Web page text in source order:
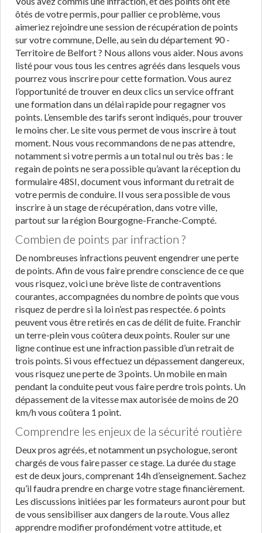
ôtés de votre permis, pour pallier ce problème, vous
aimeriez rejoindre une session de récupération de points
sur votre commune, Delle, au sein du département 90 -
Territoire de Belfort ? Nous allons vous aider. Nous avons
listé pour vous tous les centres agréés dans lesquels vous
pourrez vous inscrire pour cette formation. Vous aurez
l’opportunité de trouver en deux clics un service offrant
une formation dans un délai rapide pour regagner vos
points. L’ensemble des tarifs seront indiqués, pour trouver
le moins cher. Le site vous permet de vous inscrire à tout
moment. Nous vous recommandons de ne pas attendre,
notamment si votre permis a un total nul ou très bas : le
regain de points ne sera possible qu’avant la réception du
formulaire 48SI, document vous informant du retrait de
votre permis de conduire. Il vous sera possible de vous
inscrire à un stage de récupération, dans votre ville,
partout sur la région Bourgogne-Franche-Compté.
Combien de points par infraction ?
De nombreuses infractions peuvent engendrer une perte
de points. Afin de vous faire prendre conscience de ce que
vous risquez, voici une brève liste de contraventions
courantes, accompagnées du nombre de points que vous
risquez de perdre si la loi n’est pas respectée. 6 points
peuvent vous être retirés en cas de délit de fuite. Franchir
un terre-plein vous coûtera deux points. Rouler sur une
ligne continue est une infraction passible d’un retrait de
trois points. Si vous effectuez un dépassement dangereux,
vous risquez une perte de 3 points. Un mobile en main
pendant la conduite peut vous faire perdre trois points. Un
dépassement de la vitesse max autorisée de moins de 20
km/h vous coûtera 1 point.
Comprendre les enjeux de la sécurité routière
Deux pros agréés, et notamment un psychologue, seront
chargés de vous faire passer ce stage. La durée du stage
est de deux jours, comprenant 14h d’enseignement. Sachez
qu’il faudra prendre en charge votre stage financièrement.
Les discussions initiées par les formateurs auront pour but
de vous sensibiliser aux dangers de la route. Vous allez
apprendre modifier profondément votre attitude, et